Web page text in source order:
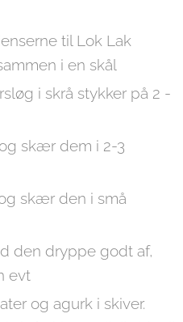
til Lok Lak
i en skål
i skrå stykker på 2 -
skær dem i 2-3
skær den i små
den dryppe godt af,
evt
og agurk i skiver.